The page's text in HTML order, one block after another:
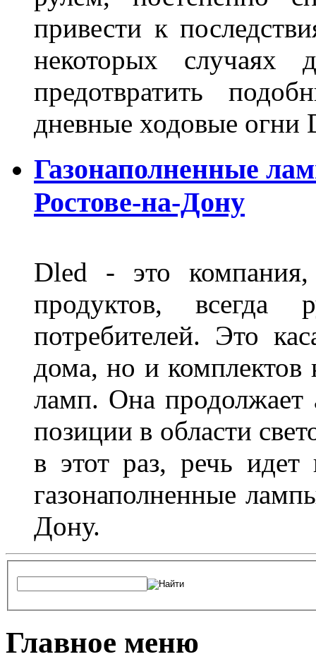
привести к
некоторых случаях
предотвратить
дневные ходовые огни
Газонаполненные
Ростове-на-Дону
Dled - это
продуктов, всегда
потребителей. Это
дома, но и
ламп. Она продолжает
позиции в области
в этот раз, речь
газонаполненные
Дону.
Главное меню